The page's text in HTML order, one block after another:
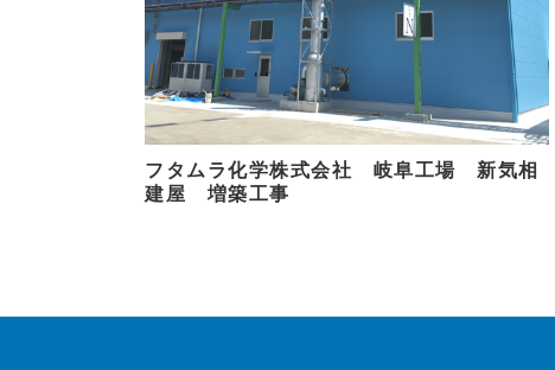
フタムラ化学株式会社 岐阜工場 新気相
建屋 増築工事